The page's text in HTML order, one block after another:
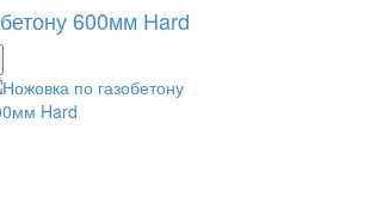
600мм Hard